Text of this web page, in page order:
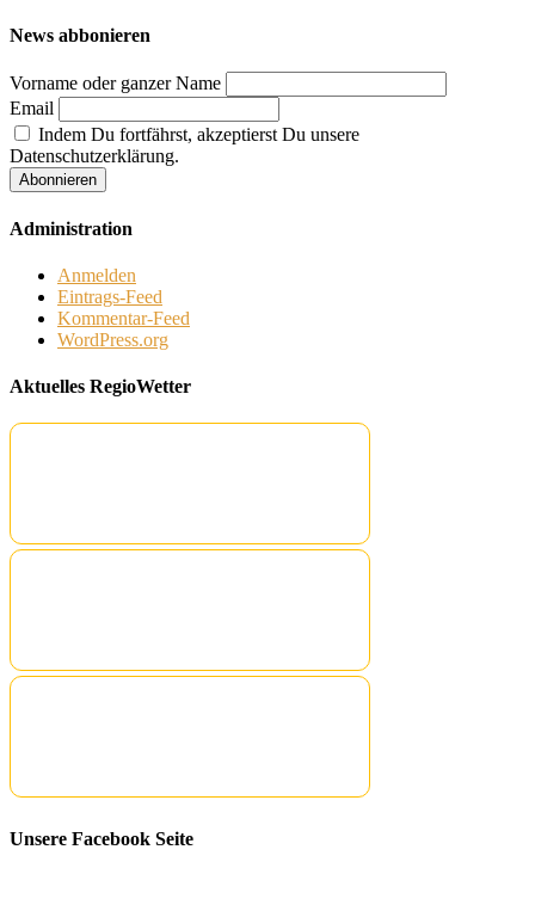
News abbonieren
Vorname oder ganzer Name
Email
Indem Du fortfährst, akzeptierst Du unsere
Datenschutzerklärung.
Administration
Anmelden
Eintrags-Feed
Kommentar-Feed
WordPress.org
Aktuelles RegioWetter
Unsere Facebook Seite